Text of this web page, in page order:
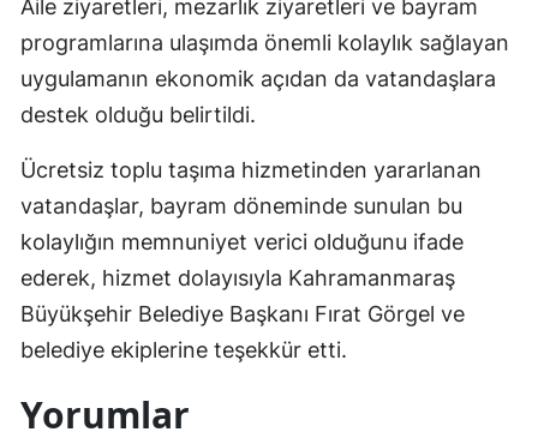
Aile ziyaretleri, mezarlık ziyaretleri ve bayram
programlarına ulaşımda önemli kolaylık sağlayan
uygulamanın ekonomik açıdan da vatandaşlara
destek olduğu belirtildi.
Ücretsiz toplu taşıma hizmetinden yararlanan
vatandaşlar, bayram döneminde sunulan bu
kolaylığın memnuniyet verici olduğunu ifade
ederek, hizmet dolayısıyla Kahramanmaraş
Büyükşehir Belediye Başkanı Fırat Görgel ve
belediye ekiplerine teşekkür etti.
Yorumlar